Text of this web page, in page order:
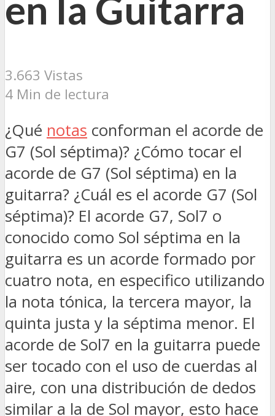
en la Guitarra
3.663 Vistas
4 Min de lectura
¿Qué notas conforman el acorde de
G7 (Sol séptima)? ¿Cómo tocar el
acorde de G7 (Sol séptima) en la
guitarra? ¿Cuál es el acorde G7 (Sol
séptima)? El acorde G7, Sol7 o
conocido como Sol séptima en la
guitarra es un acorde formado por
cuatro nota, en especifico utilizando
la nota tónica, la tercera mayor, la
quinta justa y la séptima menor. El
acorde de Sol7 en la guitarra puede
ser tocado con el uso de cuerdas al
aire, con una distribución de dedos
similar a la de Sol mayor, esto hace